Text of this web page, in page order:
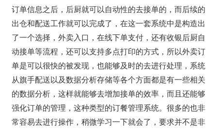
订单信息之后，后厨就可以自动性的去接单的，而后续的
出仓和配送工作就可以完成了，在这一套系统中是构造出
了一个选择，外卖入口，在线下单支付，还有收银后厨自
动接单等流程，还可以支持多点打印的方式，所以外卖订
单是可以很快的被发现，也能够及时的去进行处理，系统
从旗手配送以及数据分析存储等各个方面都是有一些相关
的数据分析，这样就能够去增加接单的效率，而且还能够
强化订单的管理，这种类型的订餐管理系统。很多的也非
常容易去进行操作，稍微学习一下就会了，要求并不是非